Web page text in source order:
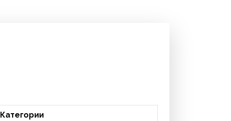
Категории